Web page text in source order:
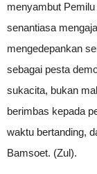
menyambut
senantiasa
mengedepankan
sebagai pesta
sukacita, bukan
berimbas kepada
waktu bertanding,
Bamsoet. (Zul).